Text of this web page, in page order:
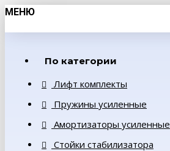
МЕНЮ
По категории
Лифт комплекты
Пружины усиленные
Амортизаторы усиленные
Стойки стабилизатора